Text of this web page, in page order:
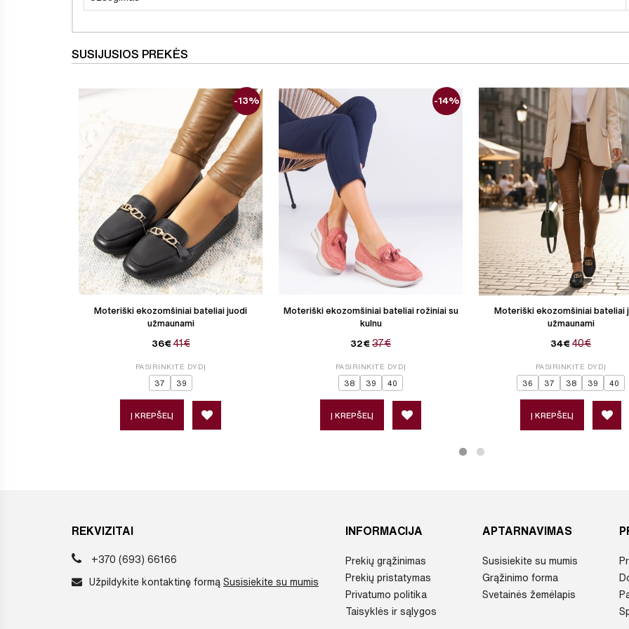
SUSIJUSIOS PREKĖS
Moteriški ekozomšiniai bateliai juodi
užmaunami
36€ 41€
-13%
PASIRINKITE DYDĮ
37 39
Į KREPŠELĮ
Moteriški ekozomšiniai bateliai rožiniai su
kulnu
32€ 37€
-14%
PASIRINKITE DYDĮ
38 39 40
Į KREPŠELĮ
Moteriški ekozomšiniai bateliai
užmaunami
34€ 40€
PASIRINKITE DYDĮ
36 37 38 39 40
Į KREPŠELĮ
REKVIZITAI
+370 (693) 66166
Užpildykite kontaktinę formą Susisiekite su mumis
INFORMACIJA
Prekių grąžinimas
Prekių pristatymas
Privatumo politika
Taisyklės ir sąlygos
APTARNAVIMAS
Susisiekite su mumis
Grąžinimo forma
Svetainės žemėlapis